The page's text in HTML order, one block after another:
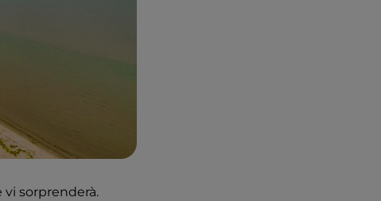
vi sorprenderà.